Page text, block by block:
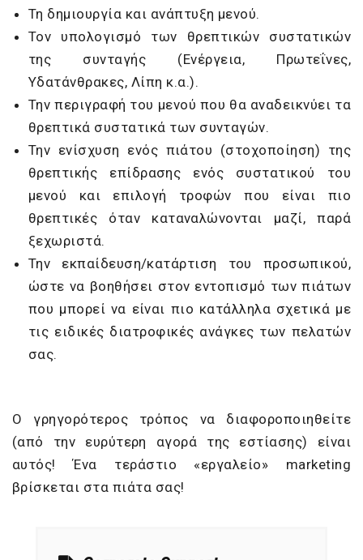
Τη δημιουργία και ανάπτυξη μενού.
Τον υπολογισμό των θρεπτικών συστατικών
της συνταγής (Ενέργεια, Πρωτεΐνες,
Υδατάνθρακες, Λίπη κ.α.).
Την περιγραφή του μενού που θα αναδεικνύει τα
θρεπτικά συστατικά των συνταγών.
Την ενίσχυση ενός πιάτου (στοχοποίηση) της
θρεπτικής επίδρασης ενός συστατικού του
μενού και επιλογή τροφών που είναι πιο
θρεπτικές όταν καταναλώνονται μαζί, παρά
ξεχωριστά.
Την εκπαίδευση/κατάρτιση του προσωπικού,
ώστε να βοηθήσει στον εντοπισμό των πιάτων
που μπορεί να είναι πιο κατάλληλα σχετικά με
τις ειδικές διατροφικές ανάγκες των πελατών
σας.
Ο γρηγορότερος τρόπος να διαφοροποιηθείτε
(από την ευρύτερη αγορά της εστίασης) είναι
αυτός! Ένα τεράστιο «εργαλείο» marketing
βρίσκεται στα πιάτα σας!